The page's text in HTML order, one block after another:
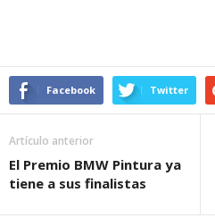
Facebook Twitter
Artículo anterior
El Premio BMW Pintura ya
tiene a sus finalistas